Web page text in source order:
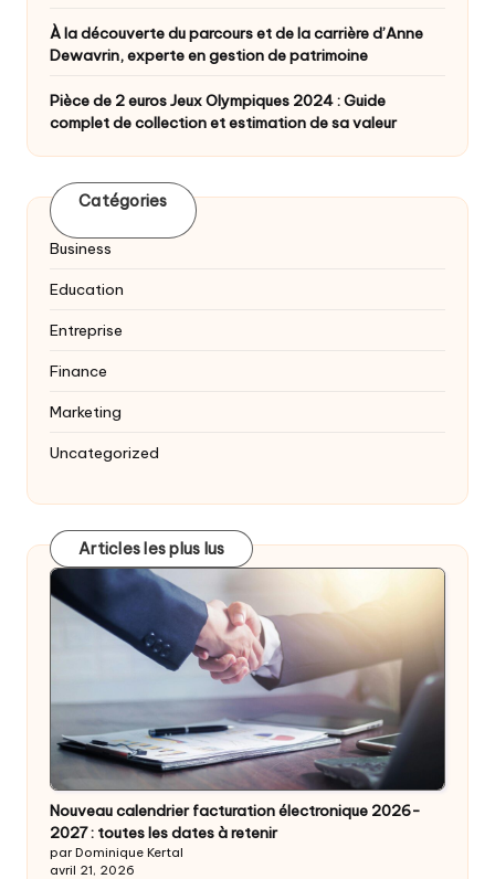
À la découverte du parcours et de la carrière d’Anne
Dewavrin, experte en gestion de patrimoine
Pièce de 2 euros Jeux Olympiques 2024 : Guide
complet de collection et estimation de sa valeur
Catégories
Business
Education
Entreprise
Finance
Marketing
Uncategorized
Articles les plus lus
Nouveau calendrier facturation électronique 2026-
2027 : toutes les dates à retenir
par Dominique Kertal
avril 21, 2026